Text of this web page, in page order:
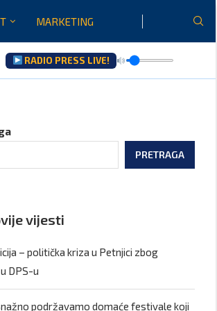
MARKETING
RADIO PRESS LIVE!
PRETRAGA
vijesti
– politička kriza u Petnjici zbog
DPS-u
podržavamo domaće festivale koji